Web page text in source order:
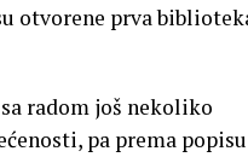
otvorene prva
radom još nekoliko
pa prema popisu